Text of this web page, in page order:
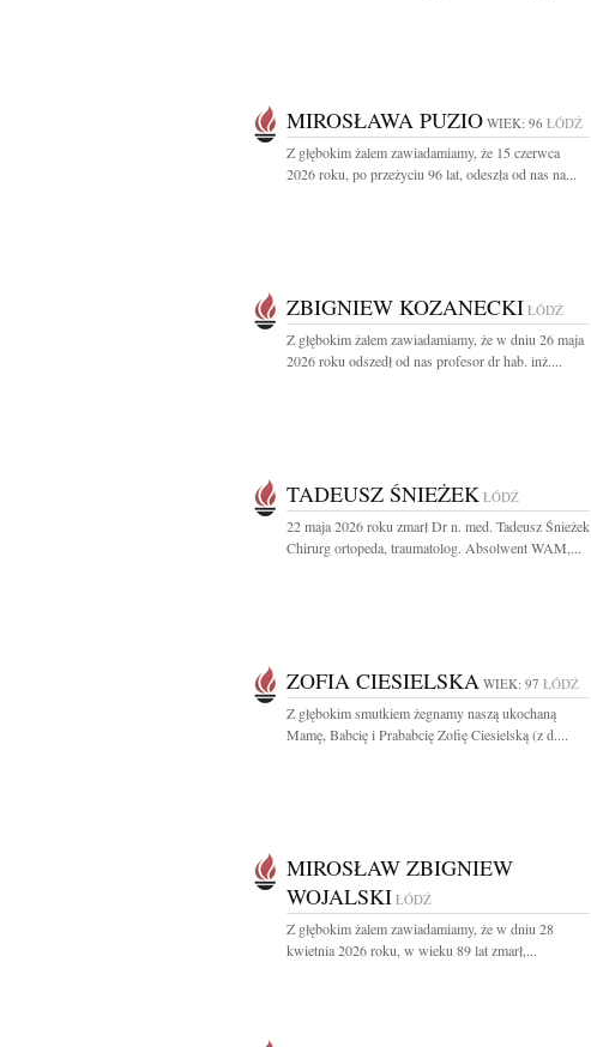
MIROSŁAWA PUZIO WIEK: 96 ŁÓDŹ
Z głębokim żalem zawiadamiamy, że 15 czerwca
2026 roku, po przeżyciu 96 lat, odeszła od nas na...
ZBIGNIEW KOZANECKI ŁÓDŹ
Z głębokim żalem zawiadamiamy, że w dniu 26 maja
2026 roku odszedł od nas profesor dr hab. inż....
TADEUSZ ŚNIEŻEK ŁÓDŹ
22 maja 2026 roku zmarł Dr n. med. Tadeusz Śnieżek
Chirurg ortopeda, traumatolog. Absolwent WAM,...
ZOFIA CIESIELSKA WIEK: 97 ŁÓDŹ
Z głębokim smutkiem żegnamy naszą ukochaną
Mamę, Babcię i Prababcię Zofię Ciesielską (z d....
MIROSŁAW ZBIGNIEW
WOJALSKI ŁÓDŹ
Z głębokim żalem zawiadamiamy, że w dniu 28
kwietnia 2026 roku, w wieku 89 lat zmarł,...